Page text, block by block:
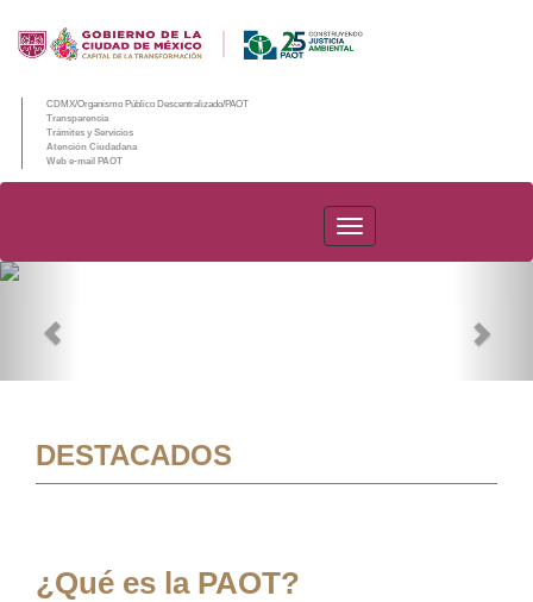
CDMX/Organismo Público Descentralizado/PAOT
Transparencia
Trámites y Servicios
Atención Ciudadana
Web e-mail PAOT
PAOT
DESTACADOS
¿Qué es la PAOT?